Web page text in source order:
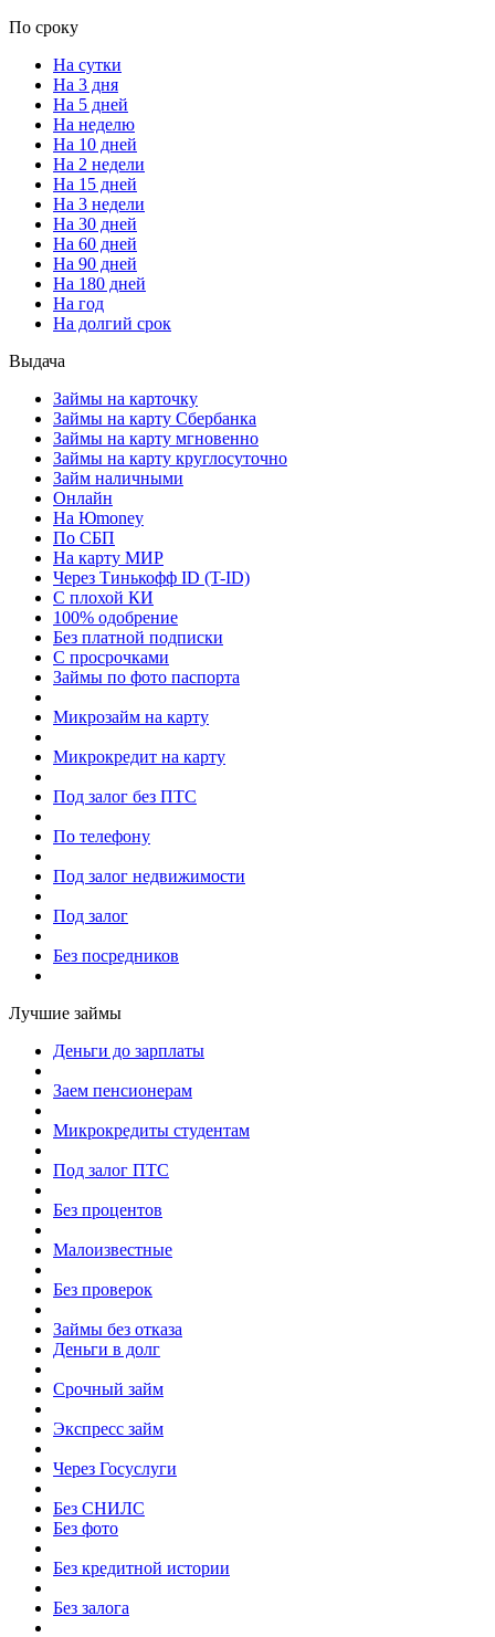
По сроку
На сутки
На 3 дня
На 5 дней
На неделю
На 10 дней
На 2 недели
На 15 дней
На 3 недели
На 30 дней
На 60 дней
На 90 дней
На 180 дней
На год
На долгий срок
Выдача
Займы на карточку
Займы на карту Сбербанка
Займы на карту мгновенно
Займы на карту круглосуточно
Займ наличными
Онлайн
На Юmoney
По СБП
На карту МИР
Через Тинькофф ID (T-ID)
С плохой КИ
100% одобрение
Без платной подписки
С просрочками
Займы по фото паспорта
Микрозайм на карту
Микрокредит на карту
Под залог без ПТС
По телефону
Под залог недвижимости
Под залог
Без посредников
Лучшие займы
Деньги до зарплаты
Заем пенсионерам
Микрокредиты студентам
Под залог ПТС
Без процентов
Малоизвестные
Без проверок
Займы без отказа
Деньги в долг
Срочный займ
Экспресс займ
Через Госуслуги
Без СНИЛС
Без фото
Без кредитной истории
Без залога